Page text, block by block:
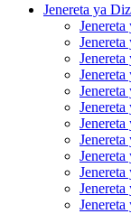
Jenereta ya